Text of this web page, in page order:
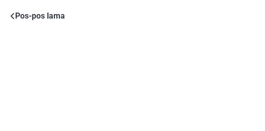
Navigasi
Pos-pos lama